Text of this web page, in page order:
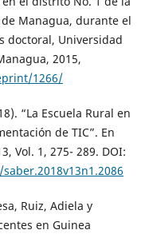
Managua, durante el
doctoral, Universidad
2015,
1266/
“La Escuela Rural en
de TIC”. En
Vol. 1, 275- 289. DOI:
Ruiz, Adiela y
en Guinea